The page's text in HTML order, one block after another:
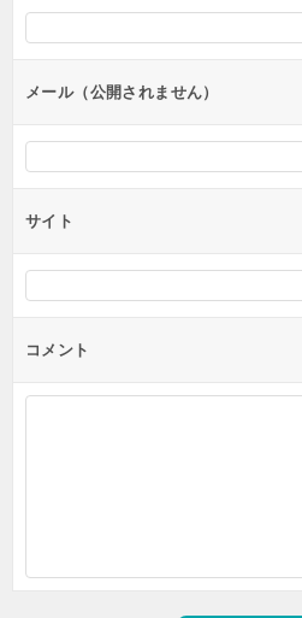
シ
ンメール（公開されません）
サイト
コメント